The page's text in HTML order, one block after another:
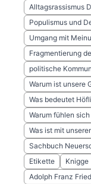
Alltagsrassismus
Populismus und
Umgang mit
Fragmentierung
politische
Warum ist unsere
Was bedeutet
Warum fühlen
Was ist mit
Sachbuch
Etikette
Knigge
Adolph Franz